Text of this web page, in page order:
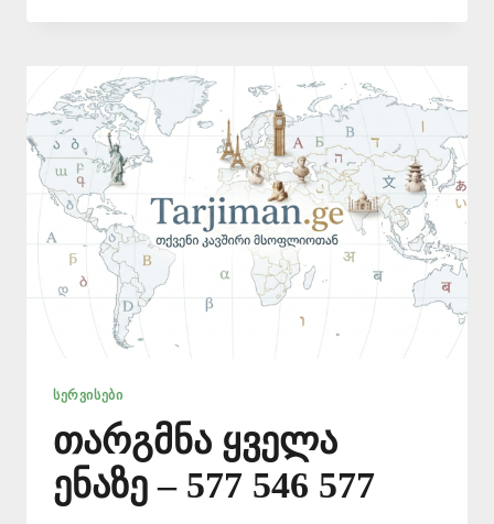
ᲗᲐᲠᲯᲘᲛᲐᲜᲘ
577
ᲡᲔᲠᲕᲘᲡᲔᲑᲘ
თარგმნა ყველა
ენაზე – 577 546 577